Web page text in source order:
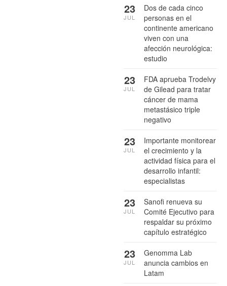
Dos de cada cinco
personas en el
continente americano
viven con una
afección neurológica:
estudio
23
JUL
FDA aprueba Trodelvy
de Gilead para tratar
cáncer de mama
metastásico triple
negativo
23
JUL
Importante monitorear
el crecimiento y la
actividad física para el
desarrollo infantil:
especialistas
23
JUL
Sanofi renueva su
Comité Ejecutivo para
respaldar su próximo
capítulo estratégico
23
JUL
Genomma Lab
anuncia cambios en
Latam
23
JUL